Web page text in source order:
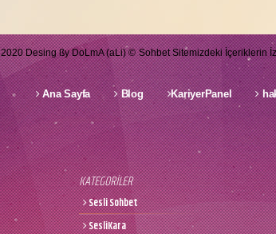
Ana Sayfa Blog KariyerPanel
KATEGORİLER
Sesli Sohbet
SesliKara
2020 Desing ßy DoLmA (aLi) © Sohbet Sitemizdeki İçeriklerin